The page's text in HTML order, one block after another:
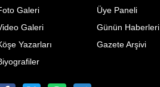
Galeri
Galeri
Yazarları
Üye Paneli
Günün Haberleri
Gazete Arşivi